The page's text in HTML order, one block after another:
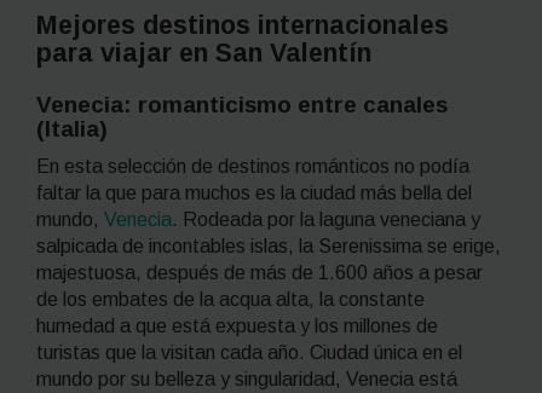
Mejores destinos internacionales
para viajar en San Valentín
Venecia: romanticismo entre canales
(Italia)
En esta selección de destinos románticos no podía
faltar la que para muchos es la ciudad más bella del
mundo, Venecia. Rodeada por la laguna veneciana y
salpicada de incontables islas, la Serenissima se erige,
majestuosa, después de más de 1.600 años a pesar
de los embates de la acqua alta, la constante
humedad a que está expuesta y los millones de
turistas que la visitan cada año. Ciudad única en el
mundo por su belleza y singularidad, Venecia está